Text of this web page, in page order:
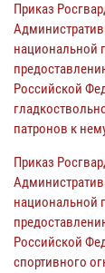
Приказ
национальной
Российской
патронов к
Приказ
национальной
Российской
спортивного